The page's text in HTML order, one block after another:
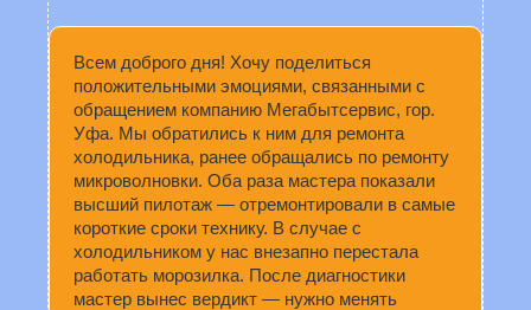
Всем доброго дня! Хочу поделиться
положительными эмоциями, связанными с
обращением компанию Мегабытсервис, гор.
Уфа. Мы обратились к ним для ремонта
холодильника, ранее обращались по ремонту
микроволновки. Оба раза мастера показали
высший пилотаж — отремонтировали в самые
короткие сроки технику. В случае с
холодильником у нас внезапно перестала
работать морозилка. После диагностики
мастер вынес вердикт — нужно менять